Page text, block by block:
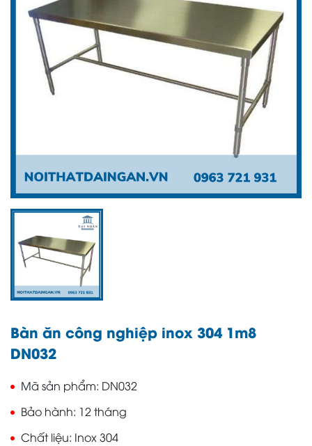
Bàn ăn công nghiệp inox 304 1m8
DN032
Mã sản phẩm DN032
Bảo hành 12 tháng
Chất liệu Inox 304